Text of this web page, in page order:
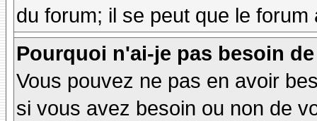
du forum; il se peut que le
Pourquoi n'ai-je pas besoin
Vous pouvez ne pas en avoir
si vous avez besoin ou non de